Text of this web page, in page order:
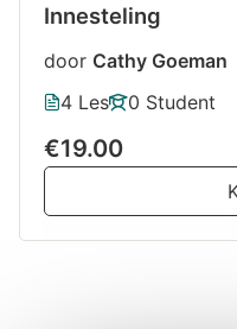
Innesteling
door Cathy Goeman
4 Les
0 Student
€19.00